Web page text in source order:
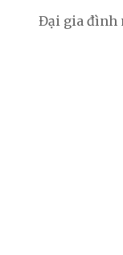
Đại gia đình